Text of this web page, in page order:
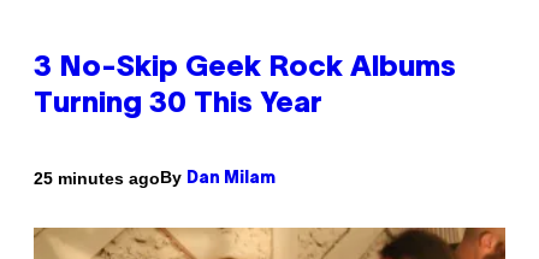
3 No-Skip Geek Rock Albums
Turning 30 This Year
25 minutes agoBy Dan Milam